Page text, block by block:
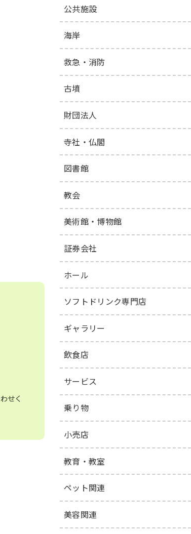
せく
公共施設
海岸
救急・消防
古墳
財団法人
寺社・仏閣
図書館
教会
美術館・博物館
証券会社
ホール
ソフトドリンク専門店
ギャラリー
飲食店
サービス
乗り物
小売店
教育・教室
ペット関連
美容関連